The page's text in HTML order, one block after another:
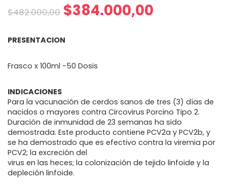
$482.000,00 $384.000,00
PRESENTACION
Frasco x 100ml -50 Dosis
INDICACIONES
Para la vacunación de cerdos sanos de tres (3) días de
nacidos o mayores contra Circovirus Porcino Tipo 2.
Duración de inmunidad de 23 semanas ha sido
demostrada. Este producto contiene PCV2a y PCV2b, y
se ha demostrado que es efectivo contra la viremia por
PCV2; la excreción del
virus en las heces; la colonización de tejido linfoide y la
depleción linfoide.